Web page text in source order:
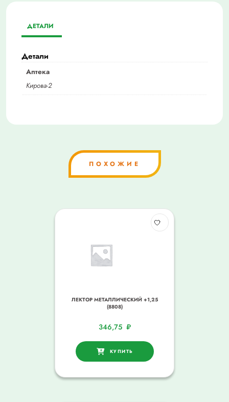
ДЕТАЛИ
Детали
Аптека
Кирова-2
ПОХОЖИЕ
ЛЕКТОР МЕТАЛЛИЧЕСКИЙ +1,25
(8808)
346,75 ₽
КУПИТЬ